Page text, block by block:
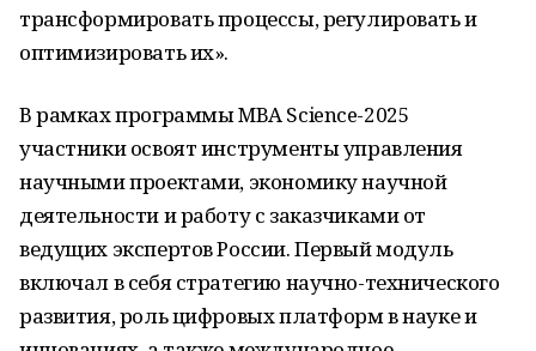
трансформировать процессы, регулировать и
оптимизировать их».
В рамках программы MBA Science-2025
участники освоят инструменты управления
научными проектами, экономику научной
деятельности и работу с заказчиками от
ведущих экспертов России. Первый модуль
включал в себя стратегию научно-технического
развития, роль цифровых платформ в науке и